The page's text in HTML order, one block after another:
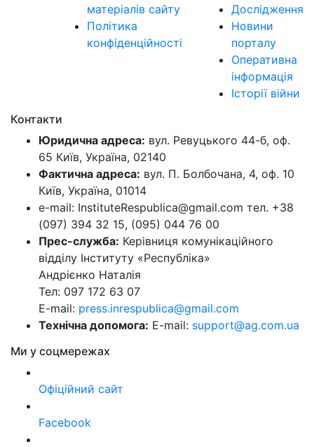
матеріалів сайту
Політика
конфіденційності
Дослідження
Новини
порталу
Оперативна
інформація
Історії війни
Контакти
Юридична адреса: вул. Ревуцького 44-б, оф.
65 Київ, Україна, 02140
Фактична адреса: вул. П. Болбочана, 4, оф. 10
Київ, Україна, 01014
e-mail: InstituteRespublica@gmail.com тел. +38
(097) 394 32 15, (095) 044 76 00
Прес-служба: Керівниця комунікаційного
відділу Інституту «Республіка»
Андрієнко Наталія
Тел: 097 172 63 07
E-mail: press.inrespublica@gmail.com
Технічна допомога: E-mail: support@ag.com.ua
Ми у соцмережах
Офіційний сайт
Facebook